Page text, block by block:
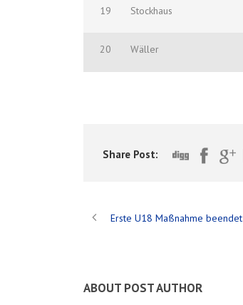
19 Stockhaus
20 Wäller
Share Post:
Erste U18 Maßnahme beendet
ABOUT POST AUTHOR